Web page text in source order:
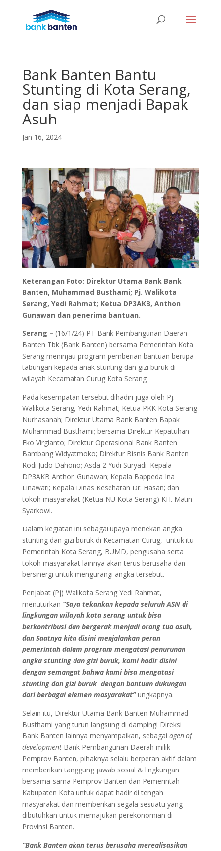
Bank Banten Bantu
Stunting di Kota Serang,
dan siap menjadi Bapak
Asuh
Jan 16, 2024
Keterangan Foto: Direktur Utama Bank Bank
Banten, Muhammad Busthami; Pj. Walikota
Serang, Yedi Rahmat; Ketua DP3AKB, Anthon
Gunawan dan penerima bantuan.
Serang – (16/1/24) PT Bank Pembangunan Daerah
Banten Tbk (Bank Banten) bersama Pemerintah Kota
Serang meninjau program pemberian bantuan berupa
tabungan kepada anak stunting dan gizi buruk di
wilayah Kecamatan Curug Kota Serang.
Pada kesempatan tersebut dihadiri juga oleh Pj.
Walikota Serang, Yedi Rahmat; Ketua PKK Kota Serang
Nurhasanah; Direktur Utama Bank Banten Bapak
Muhammad Busthami; bersama Direktur Kepatuhan
Eko Virgianto; Direktur Operasional Bank Banten
Bambang Widyatmoko; Direktur Bisnis Bank Banten
Rodi Judo Dahono; Asda 2 Yudi Suryadi; Kepala
DP3AKB Anthon Gunawan; Kepala Bappeda Ina
Linawati; Kepala Dinas Kesehatan Dr. Hasan; dan
tokoh masyarakat (Ketua NU Kota Serang) KH. Matin
Syarkowi.
Dalam kegiatan ini sebagai upaya menekan angka
stunting dan gizi buruk di Kecamatan Curug, untuk itu
Pemerintah Kota Serang, BUMD, pengusaha serta
tokoh masyarakat lainnya akan terus berusaha dan
bersinergi untuk mengurangi angka tersebut.
Penjabat (Pj) Walikota Serang Yedi Rahmat,
menuturkan “Saya tekankan kepada seluruh ASN di
lingkungan wilayah kota serang untuk bisa
berkontribusi dan bergerak menjadi orang tua asuh,
dan Saatnya kita disini menjalankan peran
pemerintah dalam program mengatasi penurunan
angka stunting dan gizi buruk, kami hadir disini
dengan semangat bahwa kami bisa mengatasi
stunting dan gizi buruk dengan bantuan dukungan
dari berbagai elemen masyarakat”ungkapnya.
Selain itu, Direktur Utama Bank Banten Muhammad
Busthami yang turun langsung di dampingi Direksi
Bank Banten lainnya menyampaikan, sebagai agen of
developmentBank Pembangunan Daerah milik
Pemprov Banten, pihaknya selalu berperan aktif dalam
memberikan tanggung jawab sosial & lingkungan
bersama-sama Pemprov Banten dan Pemerintah
Kabupaten Kota untuk dapat hadir di tengah
masyarakat dan memberikan segala sesuatu yang
dibutuhkan untuk memajukan perekonomian di
Provinsi Banten.
“Bank Banten akan terus berusaha merealisasikan